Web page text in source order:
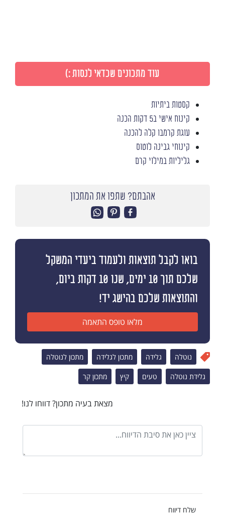
עוד מתכונים שכדאי לנסות :)
קסטות ביתיות
קינוח אישי ב5 דקות הכנה
עוגת קרמבו קלה להכנה
קינוחי גבינה לוטוס
גליליות במילוי קרם
אהבתם? שתפו את המתכון
בואו לקבל תוצאות ולעמוד ביעדי המשקל
שלכם תוך 10 ימים, שנו 10 דקות ביום,
והתוצאות שלכם בהישג יד!
מלאו טופס התאמה
נוטלה גלידה מתכון לגלידה מתכון לנוטלה
גלידת נוטלה טעים קיץ מתכון קר
מצאת בעיה מתכון? דווחו לנו!
שלח דיווח